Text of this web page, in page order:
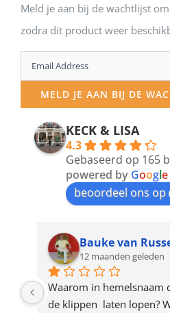
Meld je aan bij de wachtlijst
zodra dit product weer
Enter
your
email
address
product
MELD JE AAN BIJ DE
KECK & LISA
4.3
Gebaseerd op 165
powered by Google
beoordeel ons op
Bauke van
12 maanden geleden
Waarom in hemelsnaam
de klippen  laten lopen?